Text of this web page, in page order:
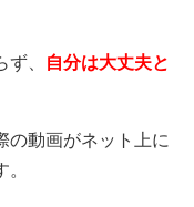
、
自分は大丈夫と
の動画がネット上に